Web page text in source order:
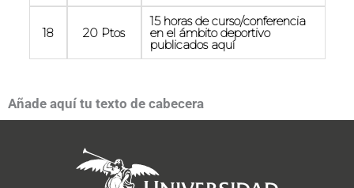
18 20 Ptos
15 horas de curso/conferencia
en el ámbito deportivo
publicados aquí
Añade aquí tu texto de cabecera